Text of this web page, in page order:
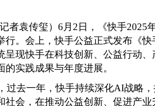
袁传玺）6月2日，《快手2025
行。会上，快手公益正式发布《
呈现快手在科技创新、公益行动
的实践成果与年度进展。
去一年，快手持续深化AI战略，
社会，在推动公益创新、促进产